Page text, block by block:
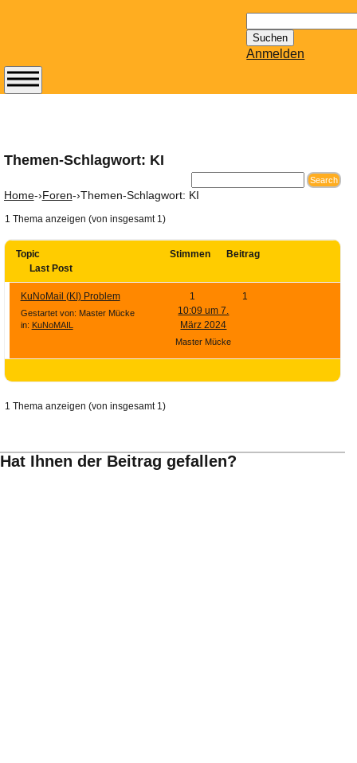
nach:
Anmelden
Themen-Schlagwort: KI
Home-›Foren-›Themen-Schlagwort: KI
1 Thema anzeigen (von insgesamt 1)
Topic Stimmen
Beitrag
Last Post
KuNoMail (KI) Problem
Gestartet von: Master Mücke
in: KuNoMAIL
1
1
10:09 um 7.
März 2024
Master Mücke
1 Thema anzeigen (von insgesamt 1)
Hat Ihnen der Beitrag gefallen?
Abonnieren Sie den
Newsletter von
kostenlos.
Tipps zu Thema
Email für Sie
bereithält!
Wie z.B. Outlook,
GMail, Thunderbird
oder auch
Ihre E-Mail
Adresse:
E-Mail
E-Mail bestätigen